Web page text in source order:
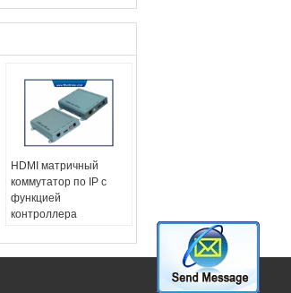
HDMI матричный
коммутатор по IP с
функцией
контроллера